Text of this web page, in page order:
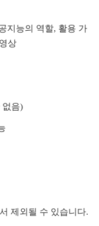
지능의 역할, 활용 가
상
없음)
제외될 수 있습니다.